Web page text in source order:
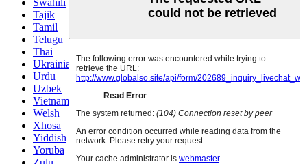
Swahili
Tajik
Tamil
Telugu
Thai
Ukrainian
Urdu
Uzbek
Vietnamese
Welsh
Xhosa
Yiddish
Yoruba